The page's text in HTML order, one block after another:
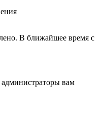
В ближайшее время с
вам